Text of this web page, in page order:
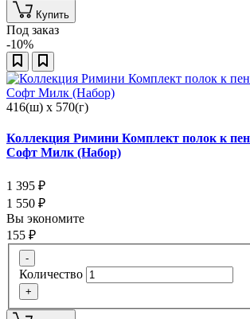
Купить
Под заказ
-10%
416(ш) x 570(г)
Коллекция Римини Комплект полок к
Софт Милк (Набор)
1 395 ₽
1 550 ₽
Вы экономите
155 ₽
-
Количество
+